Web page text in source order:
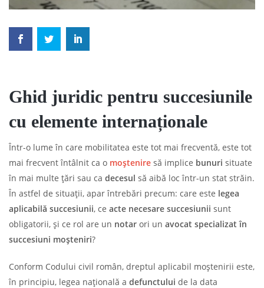
Ghid juridic pentru succesiunile
cu elemente internaționale
Într-o lume în care mobilitatea este tot mai frecventă, este tot
mai frecvent întâlnit ca o moștenire să implice bunuri situate
în mai multe țări sau ca decesul să aibă loc într-un stat străin.
În astfel de situații, apar întrebări precum: care este legea
aplicabilă succesiunii, ce acte necesare succesiunii sunt
obligatorii, și ce rol are un notar ori un avocat specializat în
succesiuni moșteniri?
Conform Codului civil român, dreptul aplicabil moștenirii este,
în principiu, legea națională a defunctului de la data